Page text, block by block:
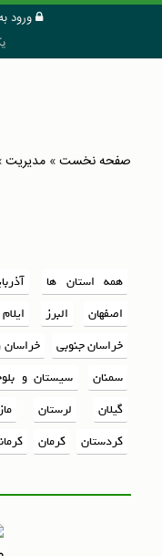
ورود
صفحه نخست» مدیریت
همه استان ها
اصفهان
البرز ایلام
خراسان جنوبی
سمنان
سیستان و
گیلان
لرستان
کردستان
کرمان